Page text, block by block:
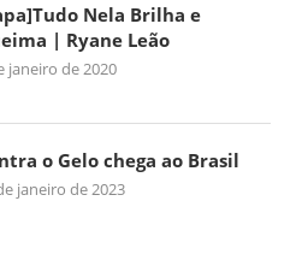
Nela Brilha e
| Ryane Leão
janeiro de 2020
o Gelo chega ao Brasil
janeiro de 2023